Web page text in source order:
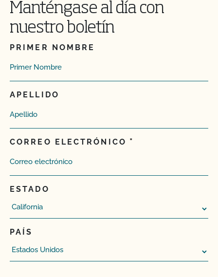
Manténgase al día con
nuestro boletín
PRIMER NOMBRE
APELLIDO
CORREO ELECTRÓNICO
ESTADO
PAÍS